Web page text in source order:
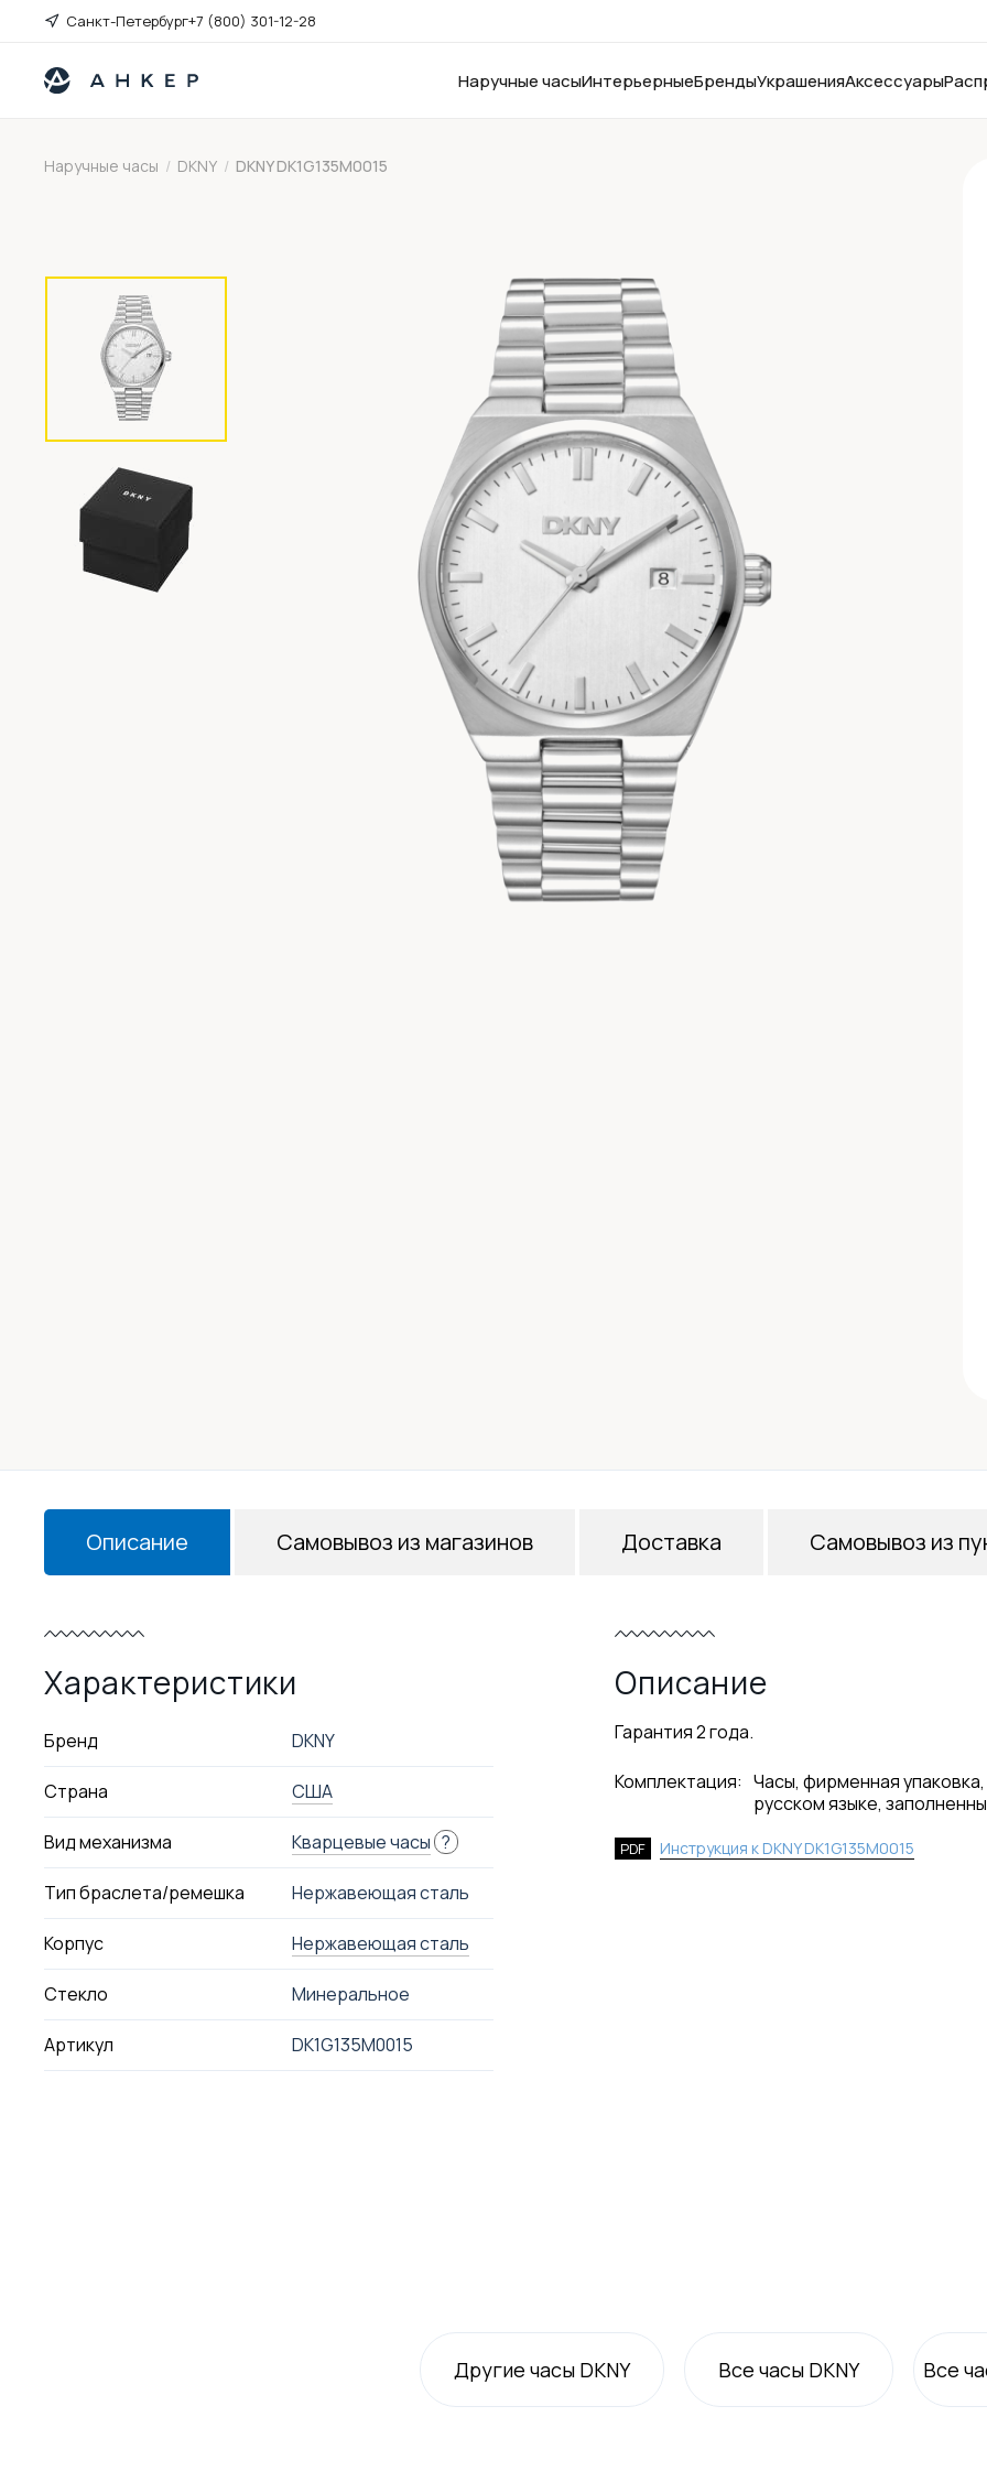
Санкт-Петербург+7 (800) 301-12-28
Наручные часыИнтерьерныеБрендыУкрашенияАксессуары
Наручные часы / DKNY / DKNY DK1G135M0015
Описание
Характеристики
Бренд DKNY
Страна США
Вид механизма Кварцевые часы ?
Тип браслета/ремешка Нержавеющая сталь
Корпус Нержавеющая сталь
Стекло Минеральное
Артикул DK1G135M0015
Описание
Гарантия 2 года.
Комплектация: Часы, фирменная
русском языке,
PDF Инструкция к DKNY DK1G135M0015
Самовывоз из магазинов Доставка Самовывоз из
Другие часы DKNY Всечасы DKNY Все